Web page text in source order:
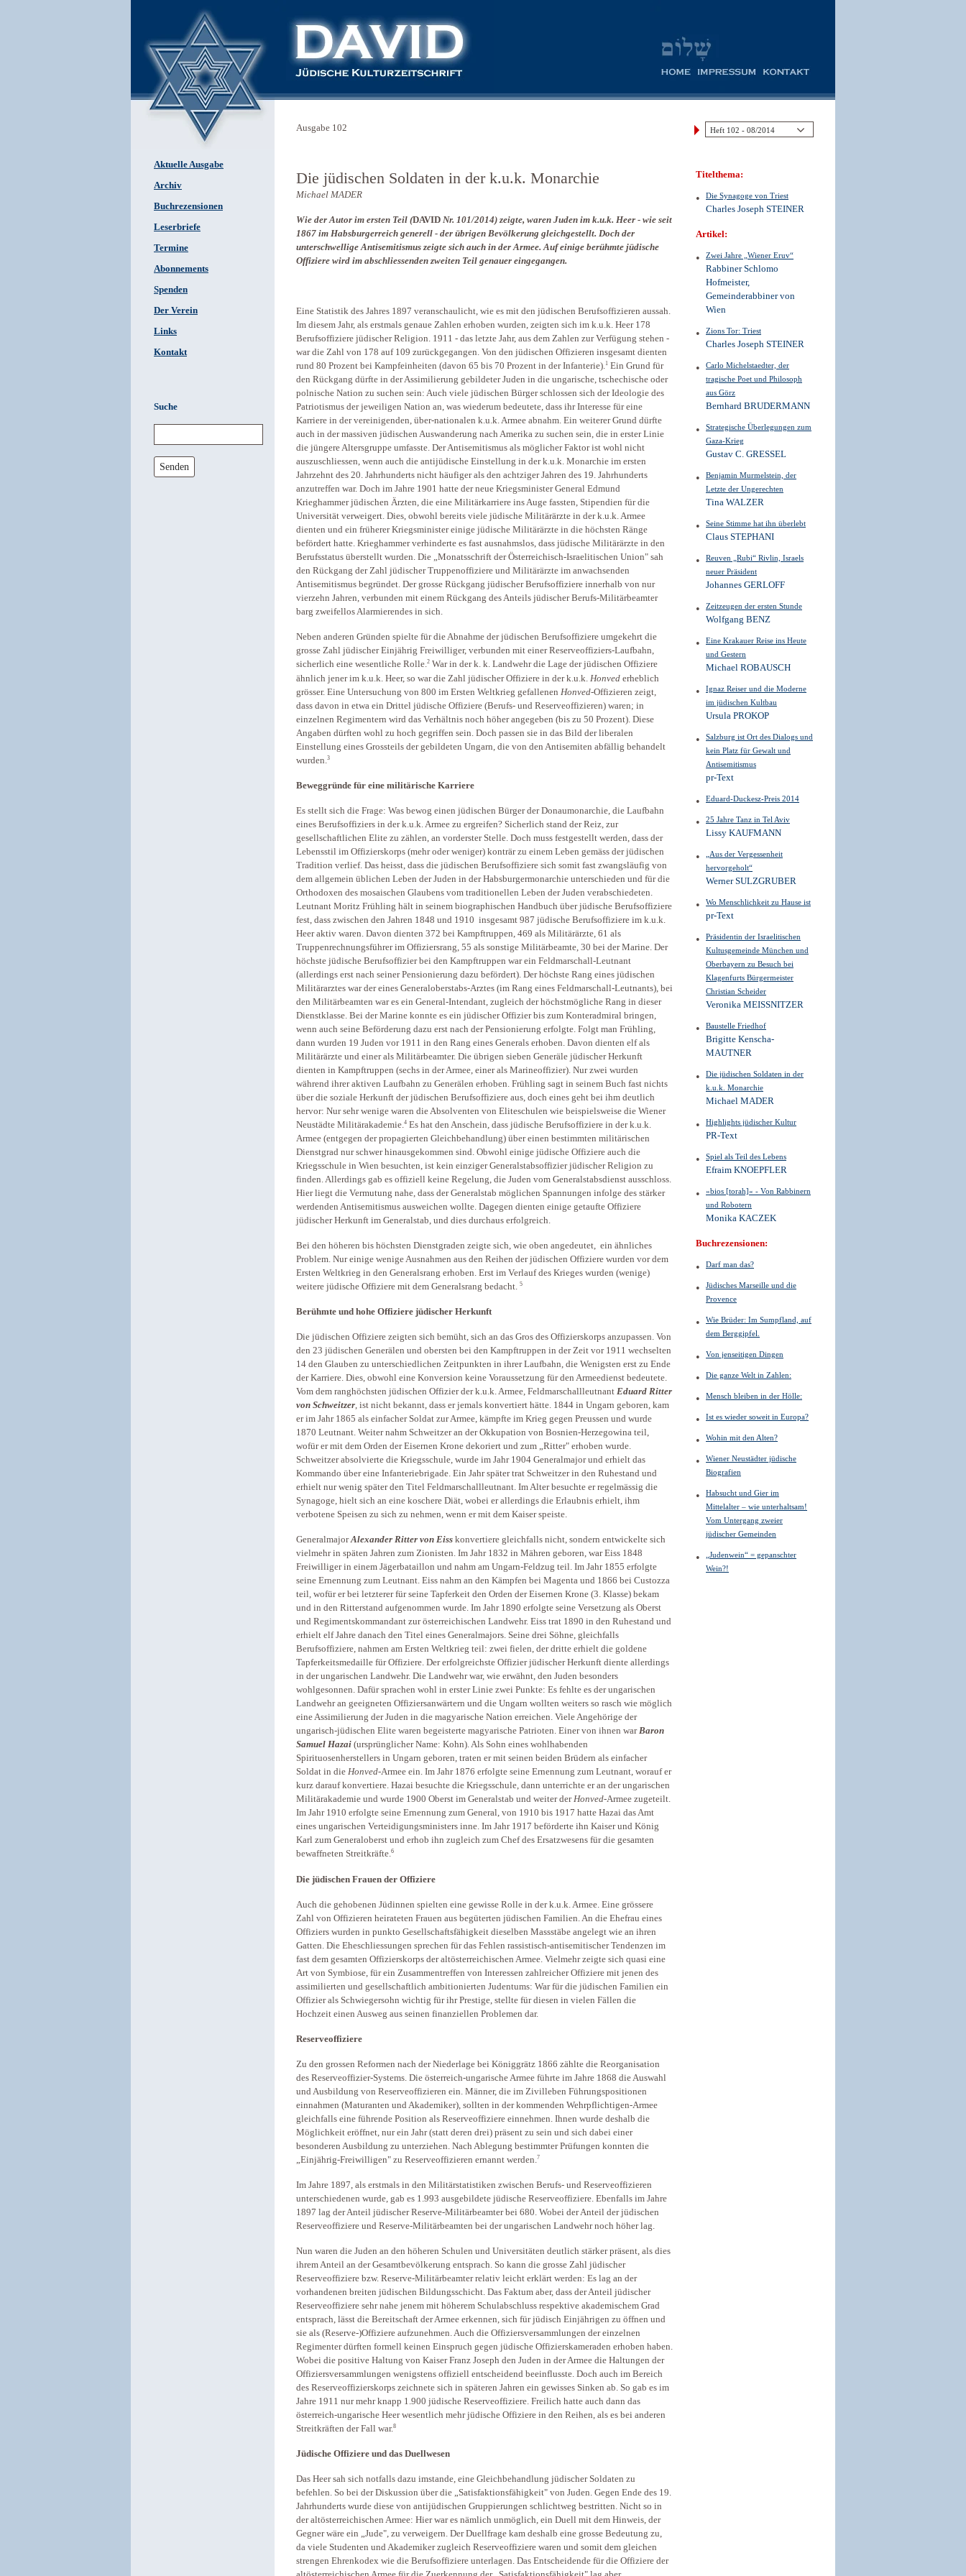
Aktuelle Ausgabe
Archiv
Buchrezensionen
Leserbriefe
Termine
Abonnements
Spenden
Der Verein
Links
Kontakt
Suche
Senden
Ausgabe 102
Die jüdischen Soldaten in der k.u.k. Monarchie
Michael MADER
Wie der Autor im ersten Teil (DAVID Nr. 101/2014) zeigte, waren Juden im k.u.k. Heer - wie seit
1867 im Habsburgerreich generell - der übrigen Bevölkerung gleichgestellt. Doch der
unterschwellige Antisemitismus zeigte sich auch in der Armee. Auf einige berühmte jüdische
Offiziere wird im abschliessenden zweiten Teil genauer eingegangen.
Eine Statistik des Jahres 1897 veranschaulicht, wie es mit den jüdischen Berufsoffizieren aussah.
Im diesem Jahr, als erstmals genaue Zahlen erhoben wurden, zeigten sich im k.u.k. Heer 178
Berufsoffiziere jüdischer Religion. 1911 - das letzte Jahr, aus dem Zahlen zur Verfügung stehen -
war die Zahl von 178 auf 109 zurückgegangen. Von den jüdischen Offizieren insgesamt dienten
rund 80 Prozent bei Kampfeinheiten (davon 65 bis 70 Prozent in der Infanterie).1 Ein Grund für
den Rückgang dürfte in der Assimilierung gebildeter Juden in die ungarische, tschechische oder
polnische Nation zu suchen sein: Auch viele jüdischen Bürger schlossen sich der Ideologie des
Patriotismus der jeweiligen Nation an, was wiederum bedeutete, dass ihr Interesse für eine
Karriere in der vereinigenden, über-nationalen k.u.k. Armee abnahm. Ein weiterer Grund dürfte
auch in der massiven jüdischen Auswanderung nach Amerika zu suchen sein, die in erster Linie
die jüngere Altersgruppe umfasste. Der Antisemitismus als möglicher Faktor ist wohl nicht
auszuschliessen, wenn auch die antijüdische Einstellung in der k.u.k. Monarchie im ersten
Jahrzehnt des 20. Jahrhunderts nicht häufiger als den achtziger Jahren des 19. Jahrhunderts
anzutreffen war. Doch im Jahre 1901 hatte der neue Kriegsminister General Edmund
Krieghammer jüdischen Ärzten, die eine Militärkarriere ins Auge fassten, Stipendien für die
Universität verweigert. Dies, obwohl bereits viele jüdische Militärärzte in der k.u.k. Armee
dienten und ein früherer Kriegsminister einige jüdische Militärärzte in die höchsten Ränge
befördert hatte. Krieghammer verhinderte es fast ausnahmslos, dass jüdische Militärärzte in den
Berufsstatus überstellt wurden. Die „Monatsschrift der Österreichisch-Israelitischen Union" sah
den Rückgang der Zahl jüdischer Truppenoffiziere und Militärärzte im anwachsenden
Antisemitismus begründet. Der grosse Rückgang jüdischer Berufsoffiziere innerhalb von nur
vierzehn Jahren, verbunden mit einem Rückgang des Anteils jüdischer Berufs-Militärbeamter
barg zweifellos Alarmierendes in sich.
Neben anderen Gründen spielte für die Abnahme der jüdischen Berufsoffiziere umgekehrt die
grosse Zahl jüdischer Einjährig Freiwilliger, verbunden mit einer Reserveoffiziers-Laufbahn,
sicherlich eine wesentliche Rolle.2 War in der k. k. Landwehr die Lage der jüdischen Offiziere
ähnlich jener im k.u.k. Heer, so war die Zahl jüdischer Offiziere in der k.u.k. Honved erheblich
grösser. Eine Untersuchung von 800 im Ersten Weltkrieg gefallenen Honved-Offizieren zeigt,
dass davon in etwa ein Drittel jüdische Offiziere (Berufs- und Reserveoffizieren) waren; in
einzelnen Regimentern wird das Verhältnis noch höher angegeben (bis zu 50 Prozent). Diese
Angaben dürften wohl zu hoch gegriffen sein. Doch passen sie in das Bild der liberalen
Einstellung eines Grossteils der gebildeten Ungarn, die von den Antisemiten abfällig behandelt
wurden. 3
Beweggründe für eine militärische Karriere
Es stellt sich die Frage: Was bewog einen jüdischen Bürger der Donaumonarchie, die Laufbahn
eines Berufsoffiziers in der k.u.k. Armee zu ergreifen? Sicherlich stand der Reiz, zur
gesellschaftlichen Elite zu zählen, an vorderster Stelle. Doch muss festgestellt werden, dass der
Lebensstil im Offizierskorps (mehr oder weniger) konträr zu einem Leben gemäss der jüdischen
Tradition verlief. Das heisst, dass die jüdischen Berufsoffiziere sich somit fast zwangsläufig von
dem allgemein üblichen Leben der Juden in der Habsburgermonarchie unterschieden und für die
Orthodoxen des mosaischen Glaubens vom traditionellen Leben der Juden verabschiedeten.
Leutnant Moritz Frühling hält in seinem biographischen Handbuch über jüdische Berufsoffiziere
fest, dass zwischen den Jahren 1848 und 1910 insgesamt 987 jüdische Berufsoffiziere im k.u.k.
Heer aktiv waren. Davon dienten 372 bei Kampftruppen, 469 als Militärärzte, 61 als
Truppenrechnungsführer im Offiziersrang, 55 als sonstige Militärbeamte, 30 bei der Marine. Der
höchste jüdische Berufsoffizier bei den Kampftruppen war ein Feldmarschall-Leutnant
(allerdings erst nach seiner Pensionierung dazu befördert). Der höchste Rang eines jüdischen
Militärarztes war der eines Generaloberstabs-Arztes (im Rang eines Feldmarschall-Leutnants), bei
den Militärbeamten war es ein General-Intendant, zugleich der höchstmögliche Rang in dieser
Dienstklasse. Bei der Marine konnte es ein jüdischer Offizier bis zum Konteradmiral bringen,
wenn auch seine Beförderung dazu erst nach der Pensionierung erfolgte. Folgt man Frühling,
dann wurden 19 Juden vor 1911 in den Rang eines Generals erhoben. Davon dienten elf als
Militärärzte und einer als Militärbeamter. Die übrigen sieben Generäle jüdischer Herkunft
dienten in Kampftruppen (sechs in der Armee, einer als Marineoffizier). Nur zwei wurden
während ihrer aktiven Laufbahn zu Generälen erhoben. Frühling sagt in seinem Buch fast nichts
über die soziale Herkunft der jüdischen Berufsoffiziere aus, doch eines geht bei ihm deutlich
hervor: Nur sehr wenige waren die Absolventen von Eliteschulen wie beispielsweise die Wiener
Neustädte Militärakademie.4 Es hat den Anschein, dass jüdische Berufsoffiziere in der k.u.k.
Armee (entgegen der propagierten Gleichbehandlung) über einen bestimmten militärischen
Dienstgrad nur schwer hinausgekommen sind. Obwohl einige jüdische Offiziere auch die
Kriegsschule in Wien besuchten, ist kein einziger Generalstabsoffizier jüdischer Religion zu
finden. Allerdings gab es offiziell keine Regelung, die Juden vom Generalstabsdienst ausschloss.
Hier liegt die Vermutung nahe, dass der Generalstab möglichen Spannungen infolge des stärker
werdenden Antisemitismus ausweichen wollte. Dagegen dienten einige getaufte Offiziere
jüdischer Herkunft im Generalstab, und dies durchaus erfolgreich.
Bei den höheren bis höchsten Dienstgraden zeigte sich, wie oben angedeutet, ein ähnliches
Problem. Nur einige wenige Ausnahmen aus den Reihen der jüdischen Offiziere wurden vor dem
Ersten Weltkrieg in den Generalsrang erhoben. Erst im Verlauf des Krieges wurden (wenige)
weitere jüdische Offiziere mit dem Generalsrang bedacht. 5
Berühmte und hohe Offiziere jüdischer Herkunft
Die jüdischen Offiziere zeigten sich bemüht, sich an das Gros des Offizierskorps anzupassen. Von
den 23 jüdischen Generälen und obersten bei den Kampftruppen in der Zeit vor 1911 wechselten
14 den Glauben zu unterschiedlichen Zeitpunkten in ihrer Laufbahn, die Wenigsten erst zu Ende
der Karriere. Dies, obwohl eine Konversion keine Voraussetzung für den Armeedienst bedeutete.
Vom dem ranghöchsten jüdischen Offizier der k.u.k. Armee, Feldmarschallleutnant Eduard Ritter
von Schweitzer, ist nicht bekannt, dass er jemals konvertiert hätte. 1844 in Ungarn geboren, kam
er im Jahr 1865 als einfacher Soldat zur Armee, kämpfte im Krieg gegen Preussen und wurde
1870 Leutnant. Weiter nahm Schweitzer an der Okkupation von Bosnien-Herzegowina teil,
wofür er mit dem Orden der Eisernen Krone dekoriert und zum „Ritter" erhoben wurde.
Schweitzer absolvierte die Kriegsschule, wurde im Jahr 1904 Generalmajor und erhielt das
Kommando über eine Infanteriebrigade. Ein Jahr später trat Schweitzer in den Ruhestand und
erhielt nur wenig später den Titel Feldmarschallleutnant. Im Alter besuchte er regelmässig die
Synagoge, hielt sich an eine koschere Diät, wobei er allerdings die Erlaubnis erhielt, ihm
verbotene Speisen zu sich zu nehmen, wenn er mit dem Kaiser speiste.
GeneralmajorAlexander Ritter von Eiss konvertiere gleichfalls nicht, sondern entwickelte sich
vielmehr in späten Jahren zum Zionisten. Im Jahr 1832 in Mähren geboren, war Eiss 1848
Freiwilliger in einem Jägerbataillon und nahm am Ungarn-Feldzug teil. Im Jahr 1855 erfolgte
seine Ernennung zum Leutnant. Eiss nahm an den Kämpfen bei Magenta und 1866 bei Custozza
teil, wofür er bei letzterer für seine Tapferkeit den Orden der Eisernen Krone (3. Klasse) bekam
und in den Ritterstand aufgenommen wurde. Im Jahr 1890 erfolgte seine Versetzung als Oberst
und Regimentskommandant zur österreichischen Landwehr. Eiss trat 1890 in den Ruhestand und
erhielt elf Jahre danach den Titel eines Generalmajors. Seine drei Söhne, gleichfalls
Berufsoffiziere, nahmen am Ersten Weltkrieg teil: zwei fielen, der dritte erhielt die goldene
Tapferkeitsmedaille für Offiziere. Der erfolgreichste Offizier jüdischer Herkunft diente allerdings
in der ungarischen Landwehr. Die Landwehr war, wie erwähnt, den Juden besonders
wohlgesonnen. Dafür sprachen wohl in erster Linie zwei Punkte: Es fehlte es der ungarischen
Landwehr an geeigneten Offiziersanwärtern und die Ungarn wollten weiters so rasch wie möglich
eine Assimilierung der Juden in die magyarische Nation erreichen. Viele Angehörige der
ungarisch-jüdischen Elite waren begeisterte magyarische Patrioten. Einer von ihnen warBaron
Samuel Hazai (ursprünglicher Name: Kohn). Als Sohn eines wohlhabenden
Spirituosenherstellers in Ungarn geboren, traten er mit seinen beiden Brüdern als einfacher
Soldat in die Honved-Armee ein. Im Jahr 1876 erfolgte seine Ernennung zum Leutnant, worauf er
kurz darauf konvertiere. Hazai besuchte die Kriegsschule, dann unterrichte er an der ungarischen
Militärakademie und wurde 1900 Oberst im Generalstab und weiter derHonved-Armee zugeteilt.
Im Jahr 1910 erfolgte seine Ernennung zum General, von 1910 bis 1917 hatte Hazai das Amt
eines ungarischen Verteidigungsministers inne. Im Jahr 1917 beförderte ihn Kaiser und König
Karl zum Generaloberst und erhob ihn zugleich zum Chef des Ersatzwesens für die gesamten
bewaffneten Streitkräfte.6
Die jüdischen Frauen der Offiziere
Auch die gehobenen Jüdinnen spielten eine gewisse Rolle in der k.u.k. Armee. Eine grössere
Zahl von Offizieren heirateten Frauen aus begüterten jüdischen Familien. An die Ehefrau eines
Offiziers wurden in punkto Gesellschaftsfähigkeit dieselben Massstäbe angelegt wie an ihren
Gatten. Die Eheschliessungen sprechen für das Fehlen rassistisch-antisemitischer Tendenzen im
fast dem gesamten Offizierskorps der altösterreichischen Armee. Vielmehr zeigte sich quasi eine
Art von Symbiose, für ein Zusammentreffen von Interessen zahlreicher Offiziere mit jenen des
assimilierten und gesellschaftlich ambitionierten Judentums: War für die jüdischen Familien ein
Offizier als Schwiegersohn wichtig für ihr Prestige, stellte für diesen in vielen Fällen die
Hochzeit einen Ausweg aus seinen finanziellen Problemen dar.
Reserveoffiziere
Zu den grossen Reformen nach der Niederlage bei Königgrätz 1866 zählte die Reorganisation
des Reserveoffizier-Systems. Die österreich-ungarische Armee führte im Jahre 1868 die Auswahl
und Ausbildung von Reserveoffizieren ein. Männer, die im Zivilleben Führungspositionen
einnahmen (Maturanten und Akademiker), sollten in der kommenden Wehrpflichtigen-Armee
gleichfalls eine führende Position als Reserveoffiziere einnehmen. Ihnen wurde deshalb die
Möglichkeit eröffnet, nur ein Jahr (statt deren drei) präsent zu sein und sich dabei einer
besonderen Ausbildung zu unterziehen. Nach Ablegung bestimmter Prüfungen konnten die
„Einjährig-Freiwilligen" zu Reserveoffizieren ernannt werden.7
Im Jahre 1897, als erstmals in den Militärstatistiken zwischen Berufs- und Reserveoffizieren
unterschiedenen wurde, gab es 1.993 ausgebildete jüdische Reserveoffiziere. Ebenfalls im Jahre
1897 lag der Anteil jüdischer Reserve-Militärbeamter bei 680. Wobei der Anteil der jüdischen
Reserveoffiziere und Reserve-Militärbeamten bei der ungarischen Landwehr noch höher lag.
Nun waren die Juden an den höheren Schulen und Universitäten deutlich stärker präsent, als dies
ihrem Anteil an der Gesamtbevölkerung entsprach. So kann die grosse Zahl jüdischer
Reserveoffiziere bzw. Reserve-Militärbeamter relativ leicht erklärt werden: Es lag an der
vorhandenen breiten jüdischen Bildungsschicht. Das Faktum aber, dass der Anteil jüdischer
Reserveoffiziere sehr nahe jenem mit höherem Schulabschluss respektive akademischem Grad
entsprach, lässt die Bereitschaft der Armee erkennen, sich für jüdisch Einjährigen zu öffnen und
sie als (Reserve-)Offiziere aufzunehmen. Auch die Offiziersversammlungen der einzelnen
Regimenter dürften formell keinen Einspruch gegen jüdische Offizierskameraden erhoben haben.
Wobei die positive Haltung von Kaiser Franz Joseph den Juden in der Armee die Haltungen der
Offiziersversammlungen wenigstens offiziell entscheidend beeinflusste. Doch auch im Bereich
des Reserveoffizierskorps zeichnete sich in späteren Jahren ein gewisses Sinken ab. So gab es im
Jahre 1911 nur mehr knapp 1.900 jüdische Reserveoffiziere. Freilich hatte auch dann das
österreich-ungarische Heer wesentlich mehr jüdische Offiziere in den Reihen, als es bei anderen
Streitkräften der Fall war.8
Jüdische Offiziere und das Duellwesen
Das Heer sah sich notfalls dazu imstande, eine Gleichbehandlung jüdischer Soldaten zu
befehlen. So bei der Diskussion über die „Satisfaktionsfähigkeit" von Juden. Gegen Ende des 19.
Jahrhunderts wurde diese von antijüdischen Gruppierungen schlichtweg bestritten. Nicht so in
der altösterreichischen Armee: Hier war es nämlich unmöglich, ein Duell mit dem Hinweis, der
Gegner wäre ein „Jude", zu verweigern. Der Duellfrage kam deshalb eine grosse Bedeutung zu,
da viele Studenten und Akademiker zugleich Reserveoffiziere waren und somit dem gleichen
strengen Ehrenkodex wie die Berufsoffiziere unterlagen. Das Entscheidende für die Offiziere der
Titelthema:
Die Synagoge von Triest
Charles Joseph STEINER
Artikel:
Zwei Jahre „Wiener Eruv“
Rabbiner Schlomo
Hofmeister,
Gemeinderabbiner von
Wien
Zions Tor: Triest
Charles Joseph STEINER
Carlo Michelstaedter, der
tragische Poet und Philosoph
aus Görz
Bernhard BRUDERMANN
Strategische Überlegungen zum
Gaza-Krieg
Gustav C. GRESSEL
Benjamin Murmelstein, der
Letzte der Ungerechten
Tina WALZER
Seine Stimme hat ihn überlebt
Claus STEPHANI
Reuven „Rubi“ Rivlin, Israels
neuer Präsident
Johannes GERLOFF
Zeitzeugen der ersten Stunde
Wolfgang BENZ
Eine Krakauer Reise ins Heute
und Gestern
Michael ROBAUSCH
Ignaz Reiser und die Moderne
im jüdischen Kultbau
Ursula PROKOP
Salzburg ist Ort des Dialogs und
kein Platz für Gewalt und
Antisemitismus
pr-Text
Eduard-Duckesz-Preis 2014
25 Jahre Tanz in Tel Aviv
Lissy KAUFMANN
„Aus der Vergessenheit
hervorgeholt“
Werner SULZGRUBER
Wo Menschlichkeit zu Hause ist
pr-Text
Präsidentin der Israelitischen
Kultus­gemein­de München und
Oberbayern zu Besuch bei
Klagenfurts Bürgermeister
Christian Scheider
Veronika MEISSNITZER
Baustelle Friedhof
Brigitte Kenscha-
MAUTNER
Die jüdischen Soldaten in der
k.u.k. Monarchie
Michael MADER
Highlights jüdischer Kultur
PR-Text
Spiel als Teil des Lebens
Efraim KNOEPFLER
»bios [torah]« - Von Rabbinern
und Robotern
Monika KACZEK
Buchrezensionen:
Darf man das?
Jüdisches Marseille und die
Provence
Wie Brüder: Im Sumpfland, auf
dem Berggipfel.
Von jenseitigen Dingen
Die ganze Welt in Zahlen:
Mensch bleiben in der Hölle:
Ist es wieder soweit in Europa?
Wohin mit den Alten?
Wiener Neustädter jüdische
Biografien
Habsucht und Gier im
Mittelalter – wie unterhaltsam!
Vom Untergang zweier
jüdischer Gemeinden
„Judenwein“ = gepanschter
Wein?!